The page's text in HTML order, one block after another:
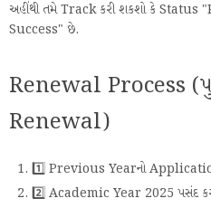
અહીંથી તમે Track કરી શકશો કે
Success" છે.
Renewal Process
Renewal)
1️⃣ Previous Yearનો
2️⃣ Academic Year 2025 પસંદ